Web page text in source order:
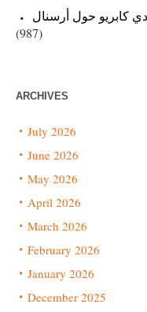
كابريو حول أرسنال
(987)
ARCHIVES
July 2026
June 2026
May 2026
April 2026
March 2026
February 2026
January 2026
December 2025